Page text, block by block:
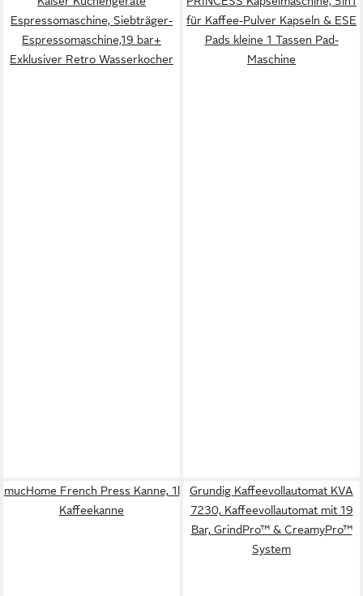
Espressomaschine, Siebträger-
Espressomaschine,19 bar+
Exklusiver Retro Wasserkocher
für Kaffee-Pulver Kapseln & ESE
Pads kleine 1 Tassen Pad-
Maschine
mucHome French Press Kanne, 1l
Kaffeekanne
Grundig Kaffeevollautomat KVA
7230, Kaffeevollautomat mit 19
Bar, GrindPro™ & CreamyPro™
System